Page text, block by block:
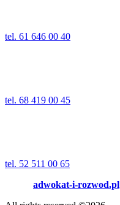
tel. 61 646 00 40
tel. 68 419 00 45
tel. 52 511 00 65
adwokat-i-rozwod.pl